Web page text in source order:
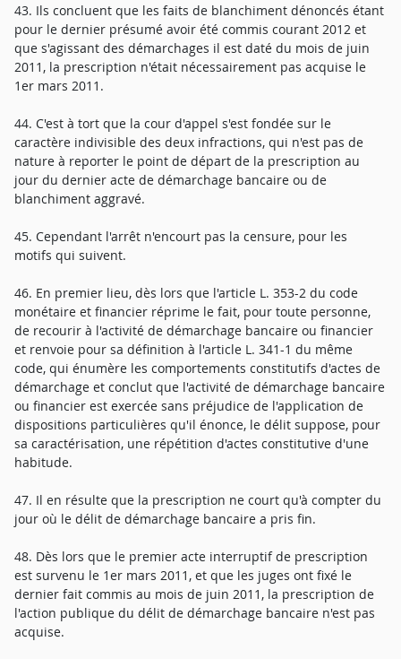
43. Ils concluent que les faits de blanchiment dénoncés étant
pour le dernier présumé avoir été commis courant 2012 et
que s'agissant des démarchages il est daté du mois de juin
2011, la prescription n'était nécessairement pas acquise le
1er mars 2011.
44. C'est à tort que la cour d'appel s'est fondée sur le
caractère indivisible des deux infractions, qui n'est pas de
nature à reporter le point de départ de la prescription au
jour du dernier acte de démarchage bancaire ou de
blanchiment aggravé.
45. Cependant l'arrêt n'encourt pas la censure, pour les
motifs qui suivent.
46. En premier lieu, dès lors que l'article L. 353-2 du code
monétaire et financier réprime le fait, pour toute personne,
de recourir à l'activité de démarchage bancaire ou financier
et renvoie pour sa définition à l'article L. 341-1 du même
code, qui énumère les comportements constitutifs d'actes de
démarchage et conclut que l'activité de démarchage bancaire
ou financier est exercée sans préjudice de l'application de
dispositions particulières qu'il énonce, le délit suppose, pour
sa caractérisation, une répétition d'actes constitutive d'une
habitude.
47. Il en résulte que la prescription ne court qu'à compter du
jour où le délit de démarchage bancaire a pris fin.
48. Dès lors que le premier acte interruptif de prescription
est survenu le 1er mars 2011, et que les juges ont fixé le
dernier fait commis au mois de juin 2011, la prescription de
l'action publique du délit de démarchage bancaire n'est pas
acquise.